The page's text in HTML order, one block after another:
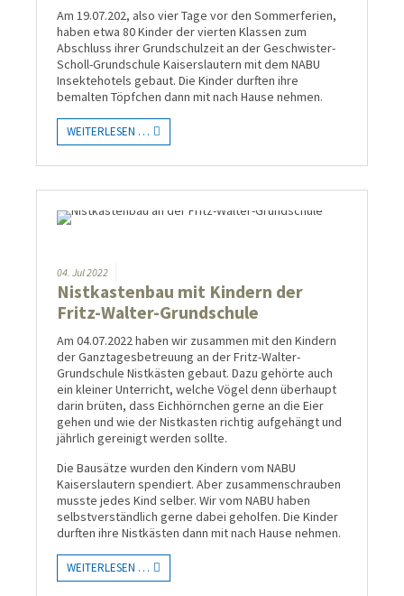
Am 19.07.202, also vier Tage vor den Sommerferien,
haben etwa 80 Kinder der vierten Klassen zum
Abschluss ihrer Grundschulzeit an der Geschwister-
Scholl-Grundschule Kaiserslautern mit dem NABU
Insektehotels gebaut. Die Kinder durften ihre
bemalten Töpfchen dann mit nach Hause nehmen.
WEITERLESEN …
04. Jul2022
Nistkastenbau mit Kindern der
Fritz-Walter-Grundschule
Am 04.07.2022 haben wir zusammen mit den Kindern
der Ganztagesbetreuung an der Fritz-Walter-
Grundschule Nistkästen gebaut. Dazu gehörte auch
ein kleiner Unterricht, welche Vögel denn überhaupt
darin brüten, dass Eichhörnchen gerne an die Eier
gehen und wie der Nistkasten richtig aufgehängt und
jährlich gereinigt werden sollte.
Die Bausätze wurden den Kindern vom NABU
Kaiserslautern spendiert. Aber zusammenschrauben
musste jedes Kind selber. Wir vom NABU haben
selbstverständlich gerne dabei geholfen. Die Kinder
durften ihre Nistkästen dann mit nach Hause nehmen.
WEITERLESEN …